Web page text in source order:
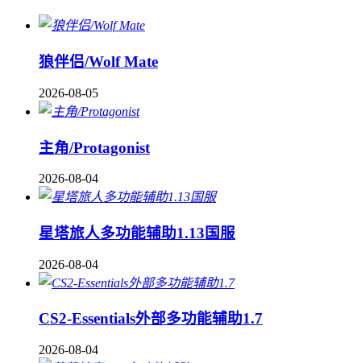
狼伴侣/Wolf Mate
2026-08-05
主角/Protagonist
2026-08-04
星塔旅人多功能辅助1.13国服
2026-08-04
CS2-Essentials外部多功能辅助1.7
2026-08-04